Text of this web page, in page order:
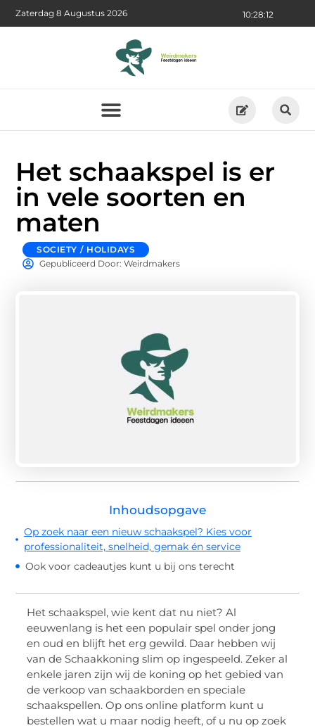
10:28:13
Zaterdag 8 Augustus 2026
Het schaakspel is er
in vele soorten en
maten
SOCIETY / HOLIDAYS
Gepubliceerd Door: Weirdmakers
Inhoudsopgave
Op zoek naar een nieuw schaakspel? Kies voor
professionaliteit, snelheid, gemak én service
Ook voor cadeautjes kunt u bij ons terecht
Het schaakspel, wie kent dat nu niet? Al
eeuwenlang is het een populair spel onder jong
en oud en blijft het erg gewild. Daar hebben wij
van de Schaakkoning slim op ingespeeld. Zeker al
enkele jaren zijn wij de koning op het gebied van
de verkoop van schaakborden en speciale
schaakspellen. Op ons online platform kunt u
bestellen wat u maar nodig heeft, of u nu op zoek